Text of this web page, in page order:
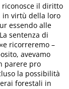
riconosce il diritto
in virtù della loro
essendo alle
sentenza di
ricorreremo –
avevamo
parere pro
la possibilità
forestali in